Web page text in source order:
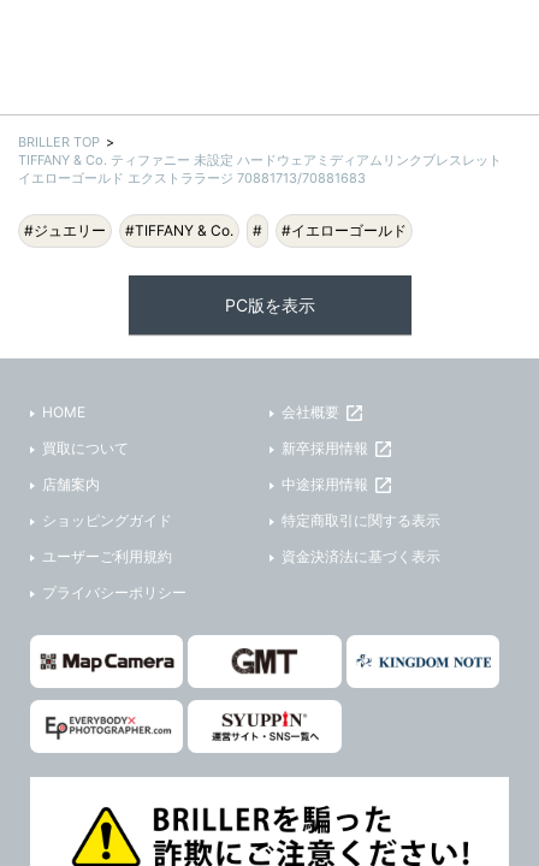
BRILLER TOP
TIFFANY & Co. ティファニー 未設定 ハードウェアミディアムリンクブレスレット
イエローゴールド エクストララージ 70881713/70881683
#ジュエリー #TIFFANY & Co. # #イエローゴールド
PC版を表示
HOME
買取について
店舗案内
ショッピングガイド
ユーザーご利用規約
プライバシーポリシー
会社概要
新卒採用情報
中途採用情報
特定商取引に関する表示
資金決済法に基づく表示